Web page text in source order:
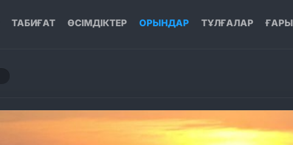
ТАБИҒАТ ӨСІМДІКТЕР ОРЫНДАР ТҰЛҒАЛАР